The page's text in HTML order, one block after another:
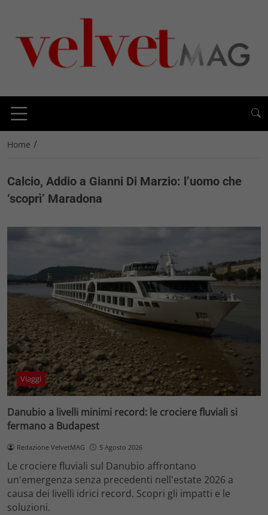
Home /
Calcio, Addio a Gianni Di Marzio: l’uomo che
‘scoprì’ Maradona
Viaggi
Danubio a livelli minimi record: le crociere fluviali si
fermano a Budapest
Redazione VelvetMAG 5 Agosto 2026
Le crociere fluviali sul Danubio affrontano
un'emergenza senza precedenti nell'estate 2026 a
causa dei livelli idrici record. Scopri gli impatti e le
soluzioni.